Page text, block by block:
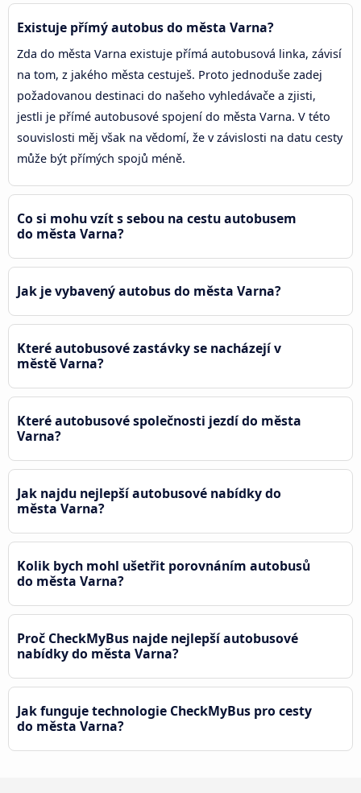
Existuje přímý autobus do města Varna?
Zda do města Varna existuje přímá autobusová linka, závisí
na tom, z jakého města cestuješ. Proto jednoduše zadej
požadovanou destinaci do našeho vyhledávače a zjisti,
jestli je přímé autobusové spojení do města Varna. V této
souvislosti měj však na vědomí, že v závislosti na datu cesty
může být přímých spojů méně.
Co si mohu vzít s sebou na cestu autobusem
do města Varna?
Jak je vybavený autobus do města Varna?
Které autobusové zastávky se nacházejí v
městě Varna?
Které autobusové společnosti jezdí do města
Varna?
Jak najdu nejlepší autobusové nabídky do
města Varna?
Kolik bych mohl ušetřit porovnáním autobusů
do města Varna?
Proč CheckMyBus najde nejlepší autobusové
nabídky do města Varna?
Jak funguje technologie CheckMyBus pro cesty
do města Varna?